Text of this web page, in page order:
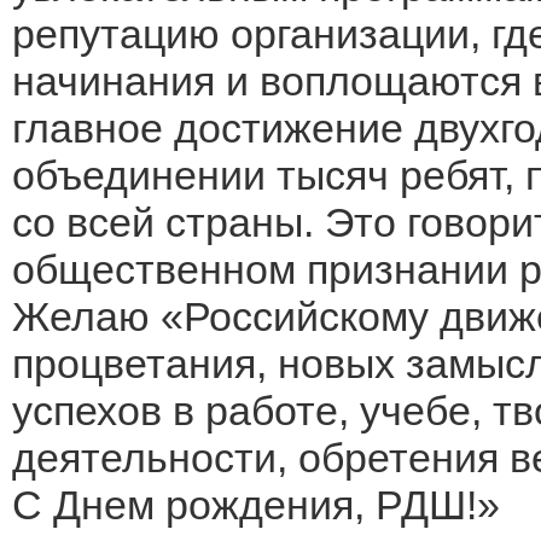
репутацию организации,
начинания и
главное достижение
объединении тысяч ребят,
со всей страны. Это
общественном признании
Желаю «Российскому
процветания, новых
успехов в работе, учебе,
деятельности, обретения
С Днем рождения, РДШ!»